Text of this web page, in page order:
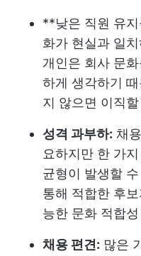
**낮은 직원 유
화가 현실과 일
개인은 회사 문
하게 생각하기
지 않으면 이직
성격 과부하: 채
요하지만 한 가
균형이 발생할
통해 적합한 후
능한 문화 적합
채용 편견: 많은